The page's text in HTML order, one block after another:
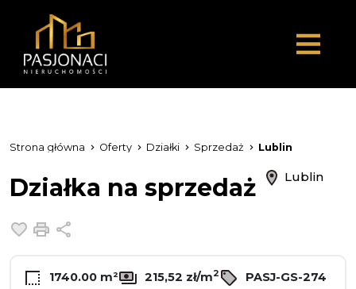
Strona główna Oferty Działki Sprzedaż Lublin
Działka na sprzedaż Lublin
Dodaj do ulubionych
Drukuj
1740.00 m² 215,52 zł/m2 PASJ-GS-274